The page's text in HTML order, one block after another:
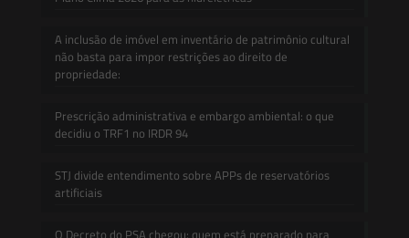
A inclusão de imóvel em inventário de patrimônio cultural
não basta para impor restrições ao direito de
propriedade:
Prescrição administrativa e embargo ambiental: o que
decidiu o TRF1 no IRDR 94
STJ divide entendimento sobre APPs de reservatórios
artificiais
O Decreto do PSA chegou: quem está preparado para